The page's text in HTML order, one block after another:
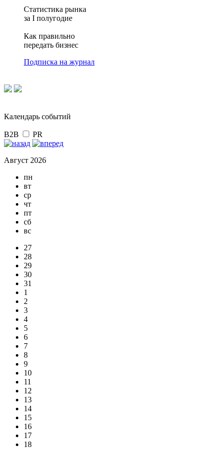
Статистика рынка
за I полугодие
Как правильно
передать бизнес
Подписка на журнал
Календарь событий
B2B PR
Август 2026
пн
вт
ср
чт
пт
сб
вс
27
28
29
30
31
1
2
3
4
5
6
7
8
9
10
11
12
13
14
15
16
17
18